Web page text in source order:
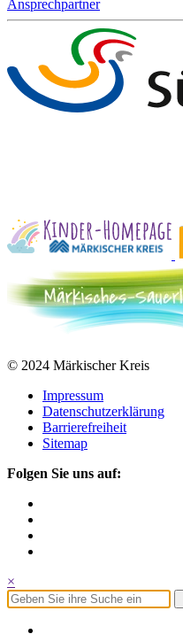
Ansprechpartner
© 2024 Märkischer Kreis
Impressum
Datenschutzerklärung
Barrierefreiheit
Sitemap
Folgen Sie uns auf:
×